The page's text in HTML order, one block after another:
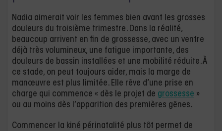
Nadia aimerait voir les femmes bien avant les grosses
douleurs du troisième trimestre. Dans la réalité,
beaucoup arrivent en fin de grossesse, avec un ventre
déjà très volumineux, une fatigue importante, des
douleurs de bassin installées et une mobilité réduite. À
ce stade, on peut toujours aider, mais la marge de
manœuvre est plus limitée. Elle rêve d’une prise en
charge qui commence « dès le projet de grossesse »
ou au moins dès l’apparition des premières gênes.
Commencer la kiné périnatalité plus tôt permet de